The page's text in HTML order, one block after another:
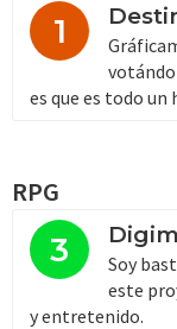
1
es que es todo un
RPG
3
Soy
este
y entretenido.